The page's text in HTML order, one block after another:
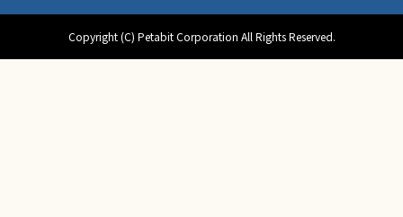
Copyright (C) Petabit Corporation All Rights Reserved.